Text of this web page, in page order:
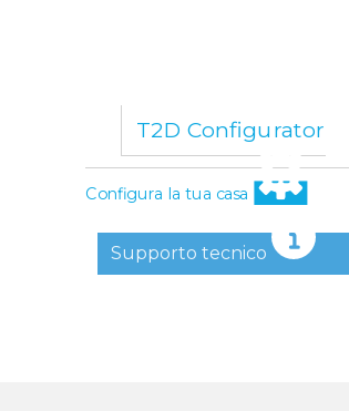
Supporto tecnico
T2D Configurator
Configura la tua casa